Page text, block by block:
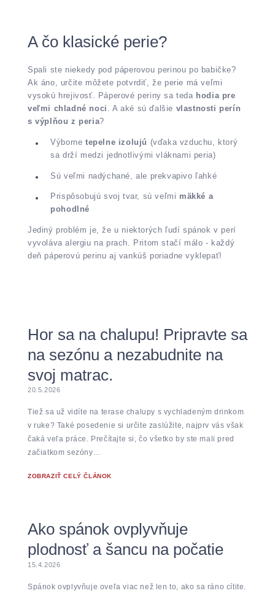
A čo klasické perie?
Spali ste niekedy pod páperovou perinou po babičke?
Ak áno, určite môžete potvrdiť, že perie má veľmi
vysokú hrejivosť. Páperové periny sa teda hodia pre
veľmi chladné noci . A aké sú ďalšie vlastnosti perín
s výplňou z peria?
Výborne tepelne izolujú (vďaka vzduchu, ktorý
sa drží medzi jednotlivými vláknami peria)
Sú veľmi nadýchané, ale prekvapivo ľahké
Prispôsobujú svoj ​​tvar, sú veľmi mäkké a
pohodlné
Jediný problém je, že u niektorých ľudí spánok v perí
vyvoláva alergiu na prach. Pritom stačí málo - každý
deň páperovú perinu aj vankúš poriadne vyklepať!
Hor sa na chalupu! Pripravte sa
na sezónu a nezabudnite na
svoj matrac.
20.5.2026
Tiež sa už vidíte na terase chalupy s vychladeným drinkom
v ruke? Také posedenie si určite zaslúžite, najprv vás však
čaká veľa práce. Prečítajte si, čo všetko by ste mali pred
začiatkom sezóny…
ZOBRAZIŤ CELÝ ČLÁNOK
Ako spánok ovplyvňuje
plodnosť a šancu na počatie
15.4.2026
Spánok ovplyvňuje oveľa viac než len to, ako sa ráno cítite.